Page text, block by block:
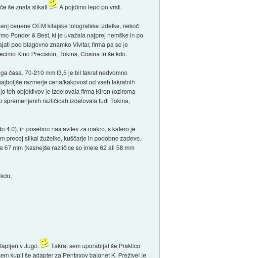
še znata slikati A pojdimo lepo po vrsti.
cenene OEM kitajske fotografske izdelke, nekoč
Ponder & Best, ki je uvažala najprej nemške in po
pod blagovno znamko Vivitar, firma pa se je
Kino Precision, Tokina, Cosina in še kdo.
časa. 70-210 mm f3,5 je bil takrat nedvomno
razmerje cena/kakovost od vseh takratnih
teh objektivov je izdelovala firma Kiron (oziroma
spremenjenih različicah izdelovala tudi Tokina,
4.0), in posebno nastavitev za makro, s katero je
precej slikal žuželke, kuščarje in podobne zadeve.
mm (kasnejše različice so imele 62 ali 58 mm
v Jugo.
Takrat sem uporabljal še Praktico
kupil še adapter za Pentaxov bajonet K. Preživel je